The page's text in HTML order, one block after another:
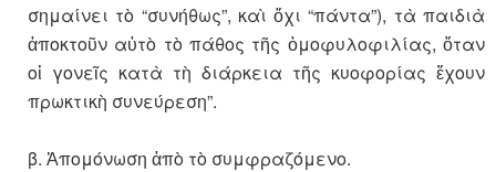
σημαίνει τὸ “συνήθως”, καὶ ὄχι “πάντα”), τὰ παιδιὰ
ἀποκτοῦν αὐτὸ τὸ πάθος τῆς ὁμοφυλοφιλίας, ὅταν
οἱ γονεῖς κατὰ τὴ διάρκεια τῆς κυοφορίας ἔχουν
πρωκτικὴ συνεύρεση”.
β. Ἀπομόνωση ἀπὸ τὸ συμφραζόμενο.